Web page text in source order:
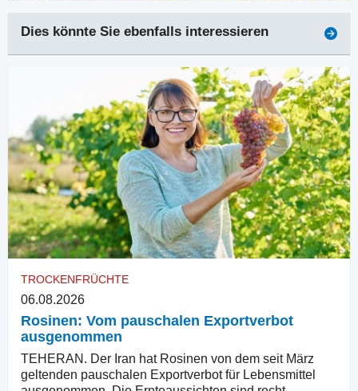
Dies könnte Sie ebenfalls interessieren
TROCKENFRÜCHTE
06.08.2026
Rosinen: Vom pauschalen Exportverbot
ausgenommen
TEHERAN. Der Iran hat Rosinen von dem seit März
geltenden pauschalen Exportverbot für Lebensmittel